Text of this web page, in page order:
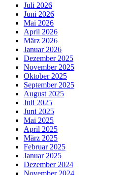
Juli 2026
Juni 2026
Mai 2026
April 2026
März 2026
Januar 2026
Dezember 2025
November 2025
Oktober 2025
September 2025
August 2025
Juli 2025
Juni 2025
Mai 2025
April 2025
März 2025
Februar 2025
Januar 2025
Dezember 2024
November 2024